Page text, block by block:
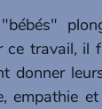
ce travail, il
donner
empathie